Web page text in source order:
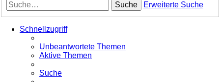
Suche Erweiterte Suche
Schnellzugriff
Unbeantwortete Themen
Aktive Themen
Suche